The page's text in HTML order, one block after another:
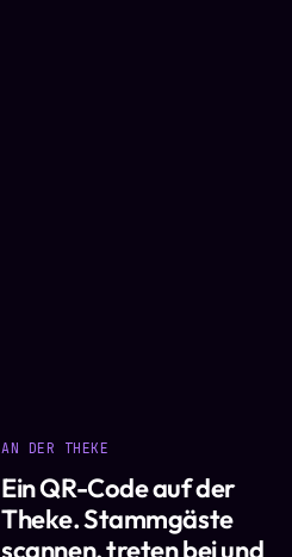
AN DER THEKE
Ein QR-Code auf der
Theke. Stammgäste
scannen, treten bei und